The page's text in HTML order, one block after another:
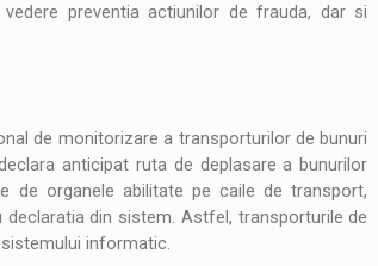
preventia actiunilor de frauda, dar si
de monitorizare a transporturilor de bunuri
anticipat ruta de deplasare a bunurilor
de organele abilitate pe caile de transport,
din sistem. Astfel, transporturile de
informatic.